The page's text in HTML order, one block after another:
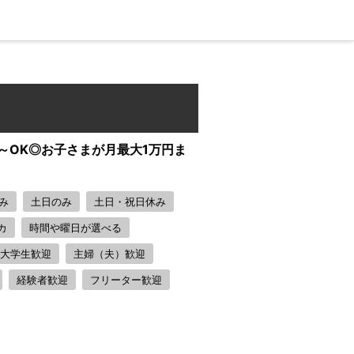
OK◎お子さまが月最大1万円ま
土日のみ 土日・祝日休み
時間や曜日が選べる
大学生歓迎 主婦（夫）歓迎
経験者歓迎 フリーター歓迎